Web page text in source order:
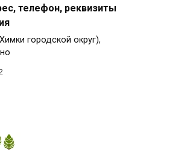
телефон, реквизиты
городской округ),